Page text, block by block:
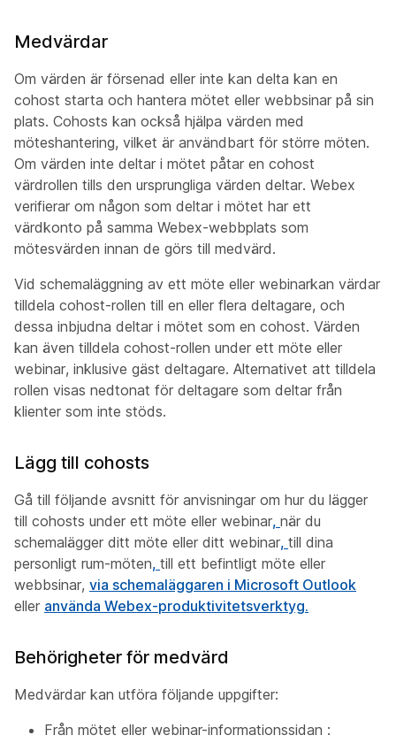
Medvärdar
Om värden är försenad eller inte kan delta kan en
cohost starta och hantera mötet eller webbsinar på sin
plats. Cohosts kan också hjälpa värden med
möteshantering, vilket är användbart för större möten.
Om värden inte deltar i mötet påtar en cohost
värdrollen tills den ursprungliga värden deltar. Webex
verifierar om någon som deltar i mötet har ett
värdkonto på samma Webex-webbplats som
mötesvärden innan de görs till medvärd.
Vid schemaläggning av ett möte eller webinarkan värdar
tilldela cohost-rollen till en eller flera deltagare, och
dessa inbjudna deltar i mötet som en cohost. Värden
kan även tilldela cohost-rollen under ett möte eller
webinar, inklusive gäst deltagare. Alternativet att tilldela
rollen visas nedtonat för deltagare som deltar från
klienter som inte stöds.
Lägg till cohosts
Gå till följande avsnitt för anvisningar om hur du lägger
till cohosts under ett möte eller webinar, när du
schemalägger ditt möte eller ditt webinar, till dina
personligt rum-möten, till ett befintligt möte eller
webbsinar, via schemaläggaren i Microsoft Outlook
eller använda Webex-produktivitetsverktyg.
Behörigheter för medvärd
Medvärdar kan utföra följande uppgifter:
Från mötet eller webinar-informationssidan :